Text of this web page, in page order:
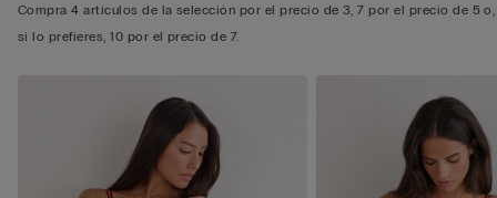
Compra 4 artículos de la selección por el precio de 3, 7 por el precio de 5 o,
si lo prefieres, 10 por el precio de 7.